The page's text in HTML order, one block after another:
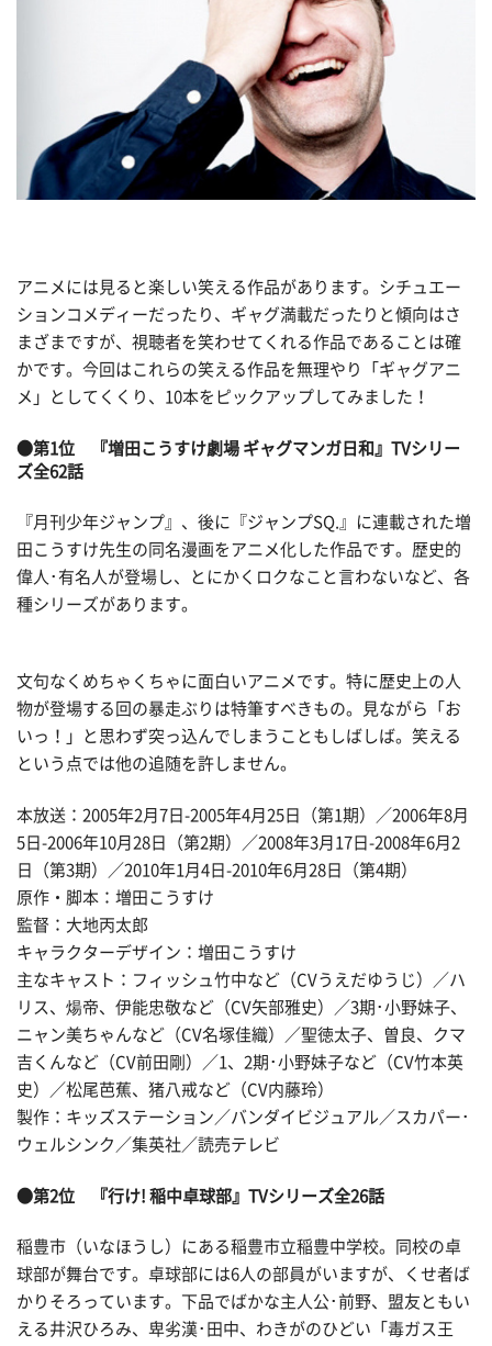
アニメには見ると楽しい笑える作品があります。シチュエー
ションコメディーだったり、ギャグ満載だったりと傾向はさ
まざまですが、視聴者を笑わせてくれる作品であることは確
かです。今回はこれらの笑える作品を無理やり「ギャグアニ
メ」としてくくり、10本をピックアップしてみました！
●第1位 『増田こうすけ劇場 ギャグマンガ日和』TVシリー
ズ全62話
『月刊少年ジャンプ』、後に『ジャンプSQ.』に連載された増
田こうすけ先生の同名漫画をアニメ化した作品です。歴史的
偉人･有名人が登場し、とにかくロクなこと言わないなど、各
種シリーズがあります。
文句なくめちゃくちゃに面白いアニメです。特に歴史上の人
物が登場する回の暴走ぶりは特筆すべきもの。見ながら「お
いっ！」と思わず突っ込んでしまうこともしばしば。笑える
という点では他の追随を許しません。
本放送：2005年2月7日-2005年4月25日（第1期）／2006年8月
5日-2006年10月28日（第2期）／2008年3月17日-2008年6月2
日（第3期）／2010年1月4日-2010年6月28日（第4期）
原作・脚本：増田こうすけ
監督：大地丙太郎
キャラクターデザイン：増田こうすけ
主なキャスト：フィッシュ竹中など（CVうえだゆうじ）／ハ
リス、煬帝、伊能忠敬など（CV矢部雅史）／3期･小野妹子、
ニャン美ちゃんなど（CV名塚佳織）／聖徳太子、曽良、クマ
吉くんなど（CV前田剛）／1、2期･小野妹子など（CV竹本英
史）／松尾芭蕉、猪八戒など（CV内藤玲）
製作：キッズステーション／バンダイビジュアル／スカパー･
ウェルシンク／集英社／読売テレビ
●第2位 『行け! 稲中卓球部』TVシリーズ全26話
稲豊市（いなほうし）にある稲豊市立稲豊中学校。同校の卓
球部が舞台です。卓球部には6人の部員がいますが、くせ者ば
かりそろっています。下品でばかな主人公･前野、盟友ともい
える井沢ひろみ、卑劣漢･田中、わきがのひどい「毒ガス王